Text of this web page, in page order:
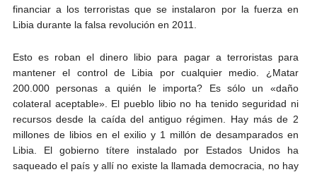
financiar a los terroristas que se instalaron por la fuerza en
Libia durante la falsa revolución en 2011.
Esto es roban el dinero libio para pagar a terroristas para
mantener el control de Libia por cualquier medio. ¿Matar
200.000 personas a quién le importa? Es sólo un «daño
colateral aceptable». El pueblo libio no ha tenido seguridad ni
recursos desde la caída del antiguo régimen. Hay más de 2
millones de libios en el exilio y 1 millón de desamparados en
Libia. El gobierno títere instalado por Estados Unidos ha
saqueado el país y allí no existe la llamada democracia, no hay